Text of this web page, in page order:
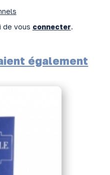
de vous connecter.
également